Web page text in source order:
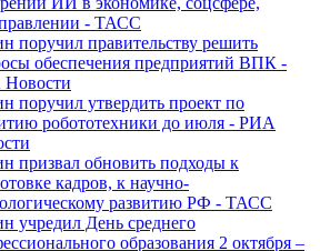
- ТАСС
поручил правительству решить
обеспечения предприятий ВПК -
поручил утвердить проект по
робототехники до июля - РИА
призвал обновить подходы к
кадров, к научно-
развитию РФ - ТАСС
учредил День среднего
образования 2 октября –